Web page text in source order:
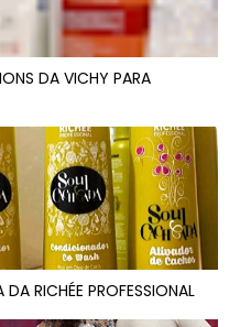
DA VICHY PARA
RICHÉE PROFESSIONAL